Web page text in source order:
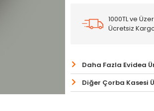
1000TL ve
Ücretsiz
Daha Fazla Evidea
Diğer Çorba Kasesi